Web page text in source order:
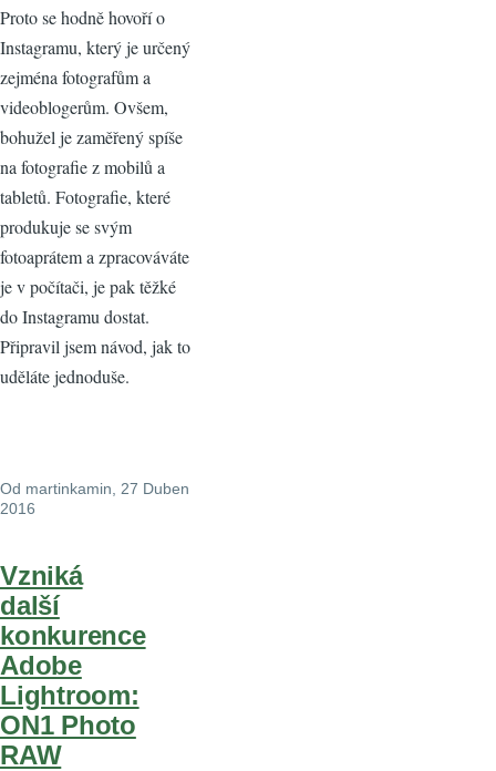
Proto se hodně hovoří o
Instagramu, který je určený
zejména fotografům a
videoblogerům. Ovšem,
bohužel je zaměřený spíše
na fotografie z mobilů a
tabletů. Fotografie, které
produkuje se svým
fotoaprátem a zpracováváte
je v počítači, je pak těžké
do Instagramu dostat.
Připravil jsem návod, jak to
uděláte jednoduše.
Od martinkamin , 27 Duben
2016
Vzniká
další
konkurence
Adobe
Lightroom:
ON1 Photo
RAW